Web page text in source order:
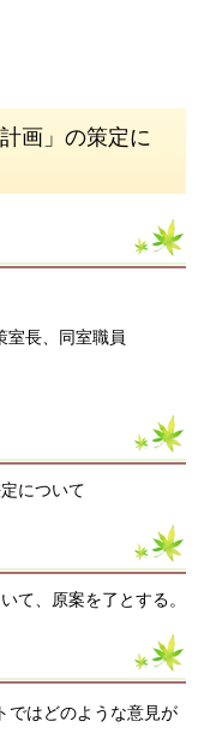
画」の策定に
長、同室職員
について
て、原案を了とする。
ではどのような意見が